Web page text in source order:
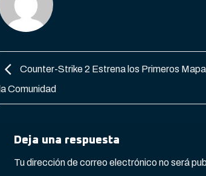
Counter-Strike 2 Estrena los Primeros
la Comunidad
Deja una respuesta
Tu dirección de correo electrónico no será